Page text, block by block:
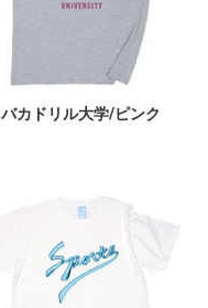
バカドリル大学/ピンク